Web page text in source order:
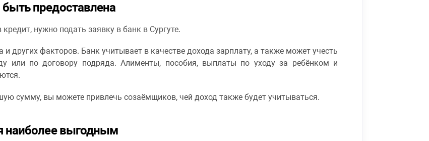
предоставлена
нужно подать заявку в банк в Сургуте.
других факторов. Банк учитывает в качестве дохода зарплату, а также может учесть
или по договору подряда. Алименты, пособия, выплаты по уходу за ребёнком и
сумму, вы можете привлечь созаёмщиков, чей доход также будет учитываться.
наиболее выгодным